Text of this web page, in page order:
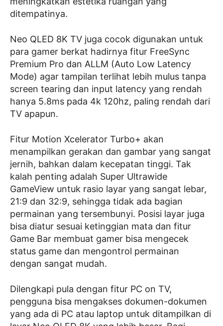
ditempatinya.
Neo QLED 8K TV juga cocok digunakan untuk
para gamer berkat hadirnya fitur FreeSync
Premium Pro dan ALLM (Auto Low Latency
Mode) agar tampilan terlihat lebih mulus tanpa
screen tearing dan input latency yang rendah
hanya 5.8ms pada 4k 120hz, paling rendah dari
TV apapun.
Fitur Motion Xcelerator Turbo+ akan
menampilkan gerakan dan gambar yang sangat
jernih, bahkan dalam kecepatan tinggi. Tak
kalah penting adalah Super Ultrawide
GameView untuk rasio layar yang sangat lebar,
21:9 dan 32:9, sehingga tidak ada bagian
permainan yang tersembunyi. Posisi layar juga
bisa diatur sesuai ketinggian mata dan fitur
Game Bar membuat gamer bisa mengecek
status game dan mengontrol permainan
dengan sangat mudah.
Dilengkapi pula dengan fitur PC on TV,
pengguna bisa mengakses dokumen-dokumen
yang ada di PC atau laptop untuk ditampilkan di